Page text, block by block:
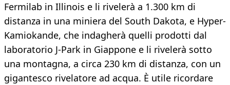
Fermilab in Illinois e li rivelerà a 1.300 km di
distanza in una miniera del South Dakota, e Hyper-
Kamiokande, che indagherà quelli prodotti dal
laboratorio J-Park in Giappone e li rivelerà sotto
una montagna, a circa 230 km di distanza, con un
gigantesco rivelatore ad acqua. È utile ricordare